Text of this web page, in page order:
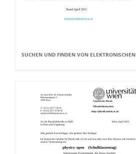
SUCHEN UND FINDEN VON ELEKTRONISCHEN